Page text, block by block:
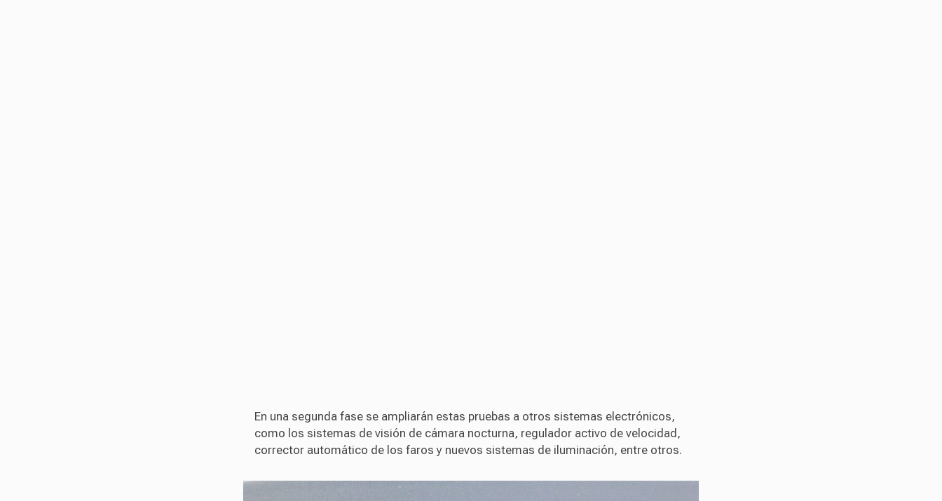
En una segunda fase se ampliarán estas pruebas a otros sistemas electrónicos,
como los sistemas de visión de cámara nocturna, regulador activo de velocidad,
corrector automático de los faros y nuevos sistemas de iluminación, entre otros.